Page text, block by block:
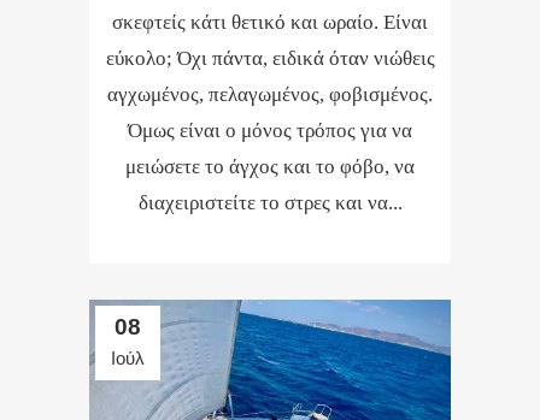
σκεφτείς κάτι θετικό και ωραίο. Είναι
εύκολο; Όχι πάντα, ειδικά όταν νιώθεις
αγχωμένος, πελαγωμένος, φοβισμένος.
Όμως είναι ο μόνος τρόπος για να
μειώσετε το άγχος και το φόβο, να
διαχειριστείτε το στρες και να...
08
Ιούλ